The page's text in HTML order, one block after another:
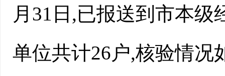
月31日,已报送到市本
单位共计26户,核验情况